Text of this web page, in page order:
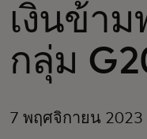
ข่าวสารและแ
เงินข้า
กลุ่ม
7 พฤศจิกายน 2023